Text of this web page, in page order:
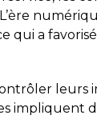
qui a
leurs
impliquent